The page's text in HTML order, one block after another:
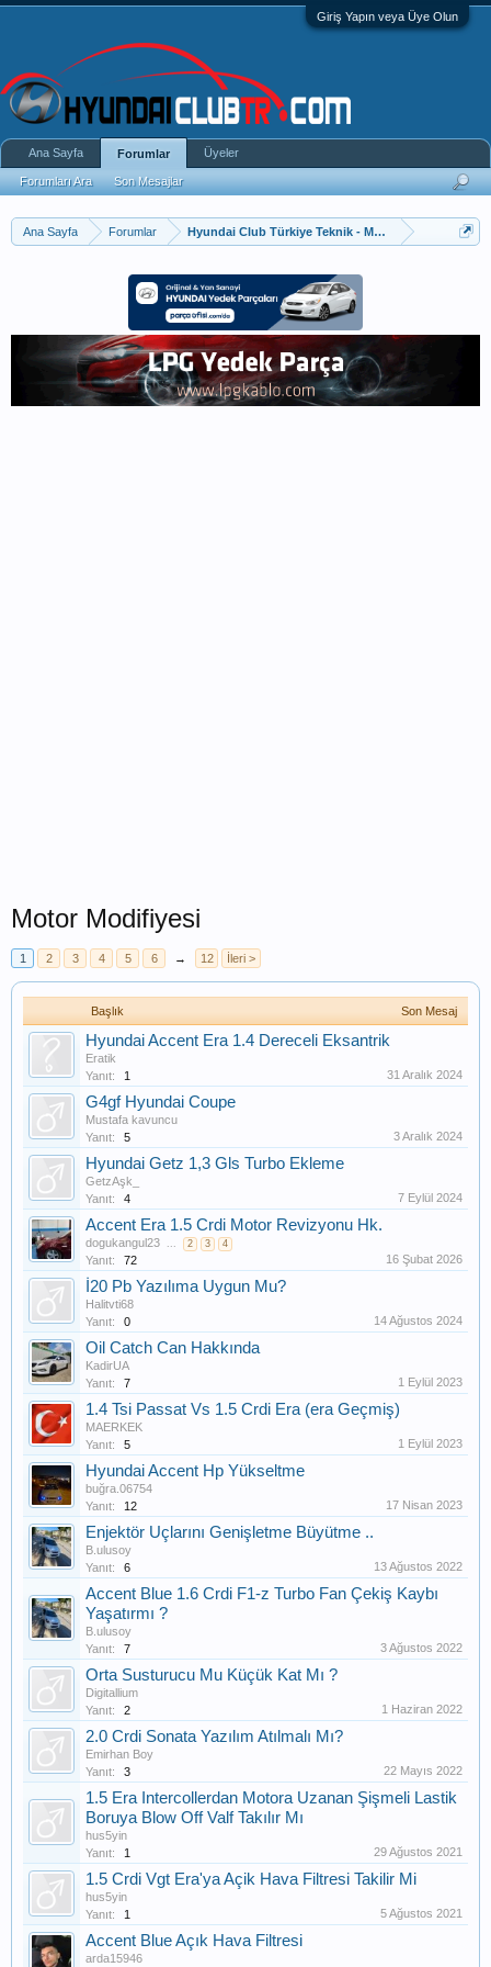
Giriş Yapın veya Üye Olun
Ana Sayfa Forumlar Hyundai Club Türkiye Teknik - Modifiye - Tuning
Motor Modifiyesi
1 2 3 4 5 6 → 12 İleri >
Başlık Son Mesaj
Hyundai Accent Era 1.4 Dereceli Eksantrik
Eratik
Yanıt:
1 31 Aralık 2024
G4gf Hyundai Coupe
Mustafa kavuncu
Yanıt:
5 3 Aralık 2024
Hyundai Getz 1,3 Gls Turbo Ekleme
GetzAşk_
Yanıt:
4 7 Eylül 2024
Accent Era 1.5 Crdi Motor Revizyonu Hk.
dogukangul23 ... 2 3 4
Yanıt: 72 16 Şubat 2026
İ20 Pb Yazılıma Uygun Mu?
Halitvti68
Yanıt:
0 14 Ağustos 2024
Oil Catch Can Hakkında
KadirUA
Yanıt:
7 1 Eylül 2023
1.4 Tsi Passat Vs 1.5 Crdi Era (era Geçmiş)
MAERKEK
Yanıt:
5 1 Eylül 2023
Hyundai Accent Hp Yükseltme
buğra.06754
Yanıt:
12 17 Nisan 2023
Enjektör Uçlarını Genişletme Büyütme ..
B.ulusoy
Yanıt:
6 13 Ağustos 2022
Accent Blue 1.6 Crdi F1-z Turbo Fan Çekiş Kaybı
Yaşatırmı ?
B.ulusoy
Yanıt:
7 3 Ağustos 2022
Orta Susturucu Mu Küçük Kat Mı ?
Digitallium
Yanıt:
2 1 Haziran 2022
2.0 Crdi Sonata Yazılım Atılmalı Mı?
Emirhan Boy
Yanıt:
3 22 Mayıs 2022
1.5 Era Intercollerdan Motora Uzanan Şişmeli Lastik
Boruya Blow Off Valf Takılır Mı
hus5yin
Yanıt:
1 29 Ağustos 2021
1.5 Crdi Vgt Era'ya Açik Hava Filtresi Takilir Mi
hus5yin
Yanıt:
1 5 Ağustos 2021
Accent Blue Açık Hava Filtresi
arda15946
Ana Sayfa Forumlar
Forumları Ara Son Mesajlar
Üyeler